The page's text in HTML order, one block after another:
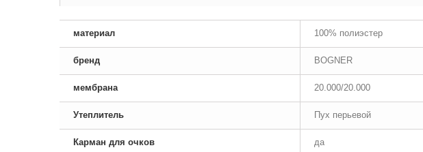
материал 100% полиэстер
бренд BOGNER
мембрана 20.000/20.000
Утеплитель Пух перьевой
Карман для очков да